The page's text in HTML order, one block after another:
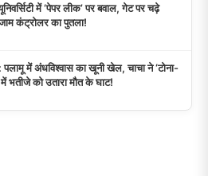
में ‘पेपर लीक’ पर बवाल, गेट पर चढ़े
कंट्रोलर का पुतला!
में अंधविश्वास का खूनी खेल, चाचा ने ‘टोना-
भतीजे को उतारा मौत के घाट!